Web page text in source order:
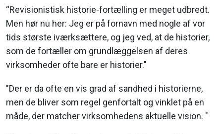
“Revisionistisk historie-fortælling er meget udbredt.
Men hør nu her: Jeg er på fornavn med nogle af vor
tids største iværksættere, og jeg ved, at de historier,
som de fortæller om grundlæggelsen af deres
virksomheder ofte bare er historier."
"Der er da ofte en vis grad af sandhed i historierne,
men de bliver som regel genfortalt og vinklet på en
måde, der matcher virksomhedens aktuelle vision. "